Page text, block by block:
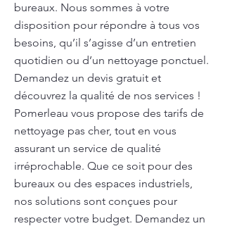
bureaux. Nous sommes à votre
disposition pour répondre à tous vos
besoins, qu’il s’agisse d’un entretien
quotidien ou d’un nettoyage ponctuel.
Demandez un devis gratuit et
découvrez la qualité de nos services !
Pomerleau vous propose des tarifs de
nettoyage pas cher, tout en vous
assurant un service de qualité
irréprochable. Que ce soit pour des
bureaux ou des espaces industriels,
nos solutions sont conçues pour
respecter votre budget. Demandez un